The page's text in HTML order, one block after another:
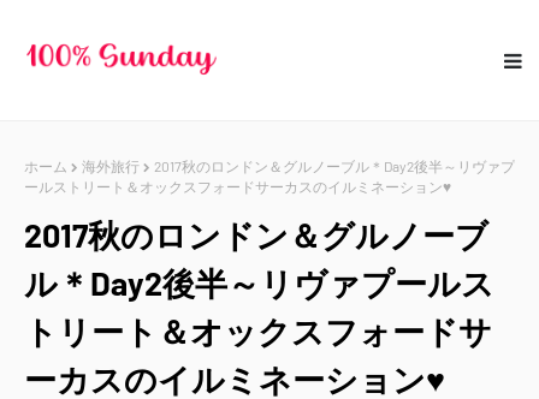
ホーム 海外旅行
2017秋のロンドン＆グルノーブル＊Day2後半～リヴァプ
ールストリート＆オックスフォードサーカスのイルミネーション♥
2017秋のロンドン＆グルノーブ
ル＊Day2後半～リヴァプールス
トリート＆オックスフォードサ
ーカスのイルミネーション♥